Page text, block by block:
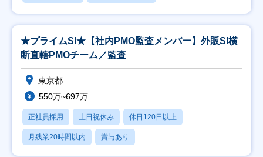
★プライムSI★【社内PMO監査メンバー】外販SI横
断直轄PMOチーム／監査
東京都
550万~697万
正社員採用 土日祝休み 休日120日以上
月残業20時間以内 賞与あり